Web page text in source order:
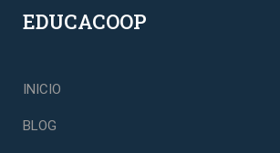
EDUCACOOP
INICIO
BLOG